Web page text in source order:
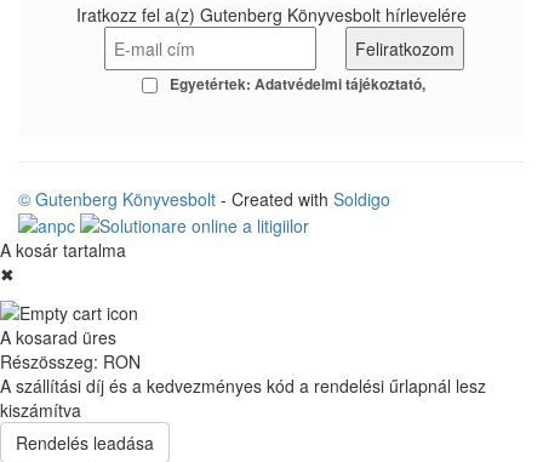
Iratkozz fel a(z) Gutenberg Könyvesbolt hírlevelére
Egyetértek: Adatvédelmi tájékoztató
© Gutenberg Könyvesbolt - Created with Soldigo
A kosár tartalma
✖
A kosarad üres
Részösszeg: RON
A szállítási díj és a kedvezményes kód a rendelési űrlapnál lesz
kiszámítva
Rendelés leadása